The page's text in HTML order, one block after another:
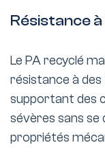
Résistance
Le PA recyclé
résistance à
supportant des
sévères sans
propriétés